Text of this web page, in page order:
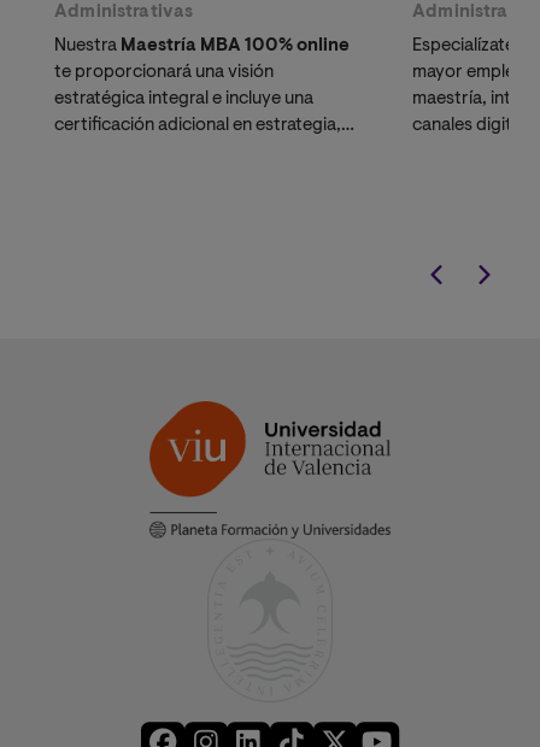
Administrativas
Nuestra Maestría MBA 100% online
te proporcionará una visión
estratégica integral e incluye una
certificación adicional en estrategia,
Especialízate
mayor
maestría,
canales